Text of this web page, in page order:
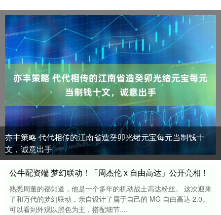
亦丰策略 代代相传的江南省造癸卯光绪元宝每元当制钱十
文，诚意出手
公牛配资端 梦幻联动！「周杰伦 x 自由高达」公开亮相！
熟悉周董的都知道，他是一个多年的机动战士高达粉丝。 这次迎来
了和万代的梦幻联动，亲自设计了属于自己的 MG 自由高达 2.0。
可以看到外观以黑色为主，搭配细节....